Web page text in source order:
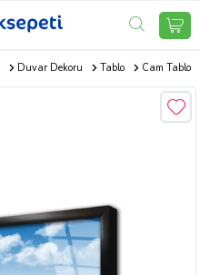
Duvar Dekoru Tablo Cam Tablo